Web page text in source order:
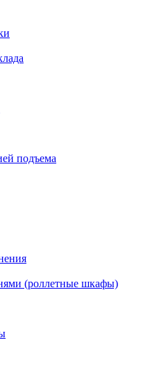
подъема
(роллетные шкафы)